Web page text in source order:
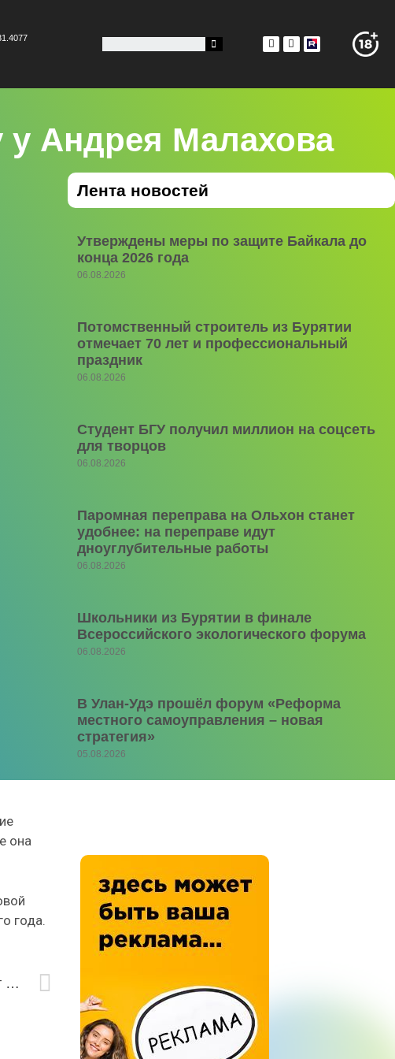
Андрея Малахова
Лента новостей
Утверждены меры по защите Байкала до
конца 2026 года
06.08.2026
Потомственный строитель из Бурятии
отмечает 70 лет и профессиональный
праздник
06.08.2026
Студент БГУ получил миллион на соцсеть
для творцов
06.08.2026
Паромная переправа на Ольхон станет
удобнее: на переправе идут
дноуглубительные работы
06.08.2026
Школьники из Бурятии в финале
Всероссийского экологического форума
06.08.2026
В Улан-Удэ прошёл форум «Реформа
местного самоуправления – новая
стратегия»
05.08.2026
она
года.
Новый терминал аэропорта Улан-Удэ украсит каменное панно «Гостеприимная Бурятия»